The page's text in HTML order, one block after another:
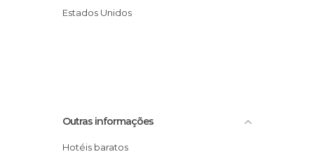
Estados Unidos
Outras informações
Hotéis baratos